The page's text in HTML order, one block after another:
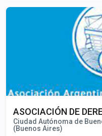
ASOCIACIÓN DE
Ciudad Autónoma de
(Buenos Aires)